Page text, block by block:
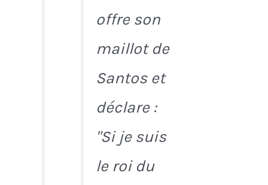
offre son
maillot de
Santos et
déclare :
"Si je suis
le roi du